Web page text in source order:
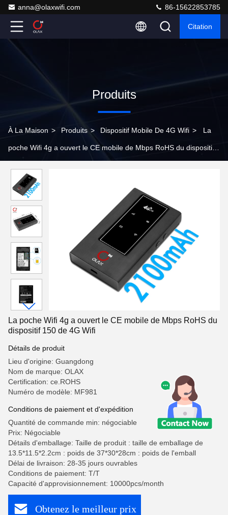
anna@olaxwifi.com 86-15622853785
Citation
Produits
À La Maison > Produits > Dispositif Mobile De 4G Wifi > La
poche Wifi 4g a ouvert le CE mobile de Mbps RoHS du dispositif
La poche Wifi 4g a ouvert le CE mobile de Mbps RoHS du
dispositif 150 de 4G Wifi
Détails de produit
Lieu d'origine: Guangdong
Nom de marque: OLAX
Certification: ce.ROHS
Numéro de modèle: MF981
Conditions de paiement et d'expédition
Quantité de commande min: négociable
Prix: Négociable
Détails d'emballage: Taille de produit : taille de emballage de
13.5*11.5*2.2cm : poids de 37*30*28cm : poids de l'emball
Délai de livraison: 28-35 jours ouvrables
Conditions de paiement: T/T
Capacité d'approvisionnement: 10000pcs/month
Obtenez le meilleur prix